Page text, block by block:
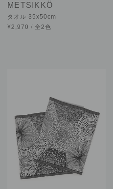
METSIKKÖ
タオル 35x50cm
¥2,970 / 全2色